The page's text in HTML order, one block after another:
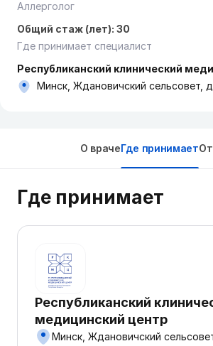
Аллерголог
Общий стаж (лет): 30
Где принимает специалист
Республиканский клинический
Минск, Ждановичский сельсовет,
О врачеГде принимает
Где принимает
Республиканский
медицинский центр
Минск, Ждановичский